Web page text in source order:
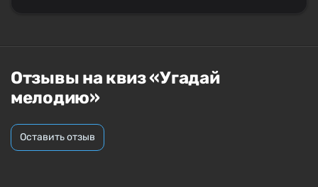
Отзывы на квиз «Угадай
мелодию»
Оставить отзыв